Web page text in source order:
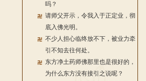
吗？
请师父开示，令我入于正定业，彻
底入佛光明。
不少人担心临终放不下，被业力牵
引不知去往何处。
东方净土药师佛那里也是很好的，
为什么东方没有接引之说呢？